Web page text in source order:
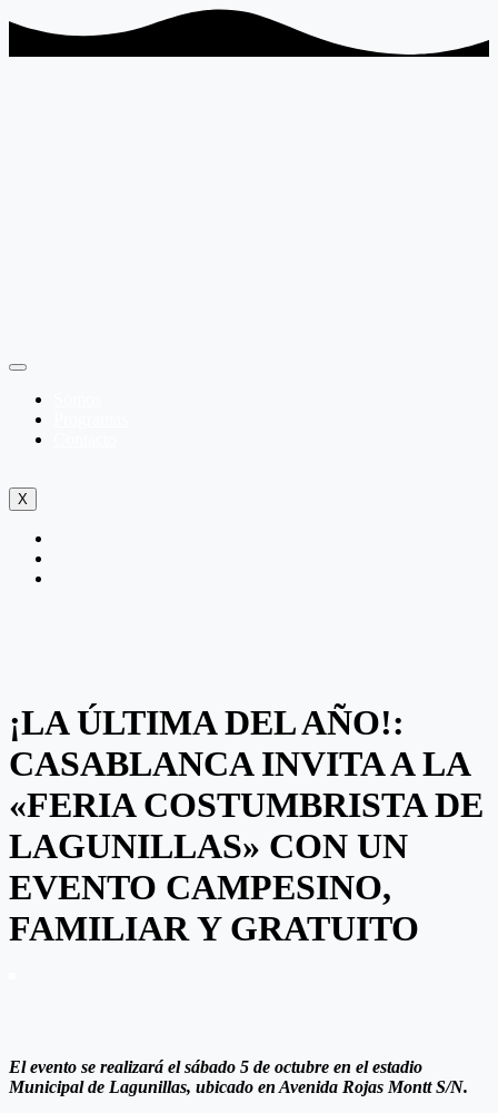
X
¡LA ÚLTIMA DEL AÑO!:
CASABLANCA INVITA A LA
«FERIA COSTUMBRISTA DE
LAGUNILLAS» CON UN
EVENTO CAMPESINO,
FAMILIAR Y GRATUITO
El evento se realizará el sábado 5 de octubre en el estadio
Municipal de Lagunillas, ubicado en Avenida Rojas Montt S/N.